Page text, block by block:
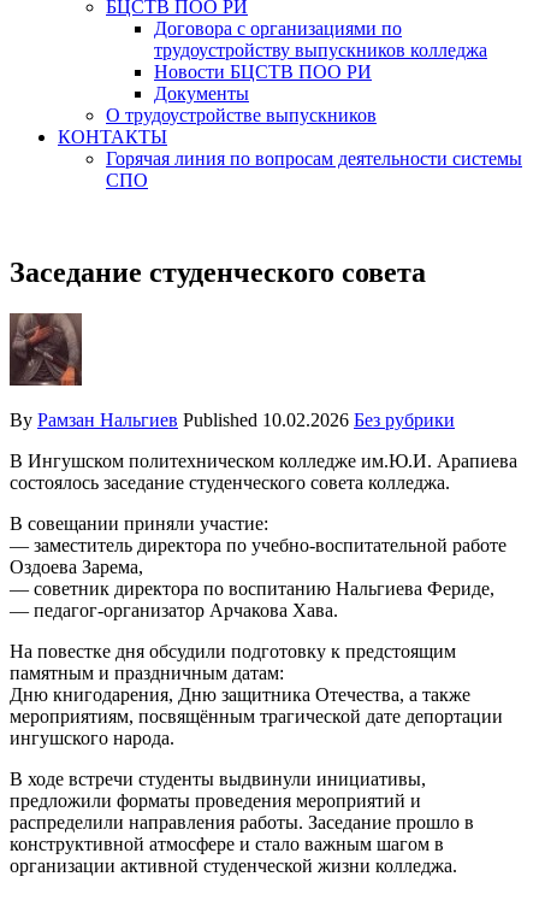
БЦСТВ ПОО РИ
Договора с организациями по
трудоустройству выпускников колледжа
Новости БЦСТВ ПОО РИ
Документы
О трудоустройстве выпускников
КОНТАКТЫ
Горячая линия по вопросам деятельности системы
СПО
Заседание студенческого совета
By Рамзан Нальгиев Published 10.02.2026 Без рубрики
В Ингушском политехническом колледже им.Ю.И. Арапиева
состоялось заседание студенческого совета колледжа.
В совещании приняли участие:
— заместитель директора по учебно-воспитательной работе
Оздоева Зарема,
— советник директора по воспитанию Нальгиева Фериде,
— педагог-организатор Арчакова Хава.
На повестке дня обсудили подготовку к предстоящим
памятным и праздничным датам:
Дню книгодарения, Дню защитника Отечества, а также
мероприятиям, посвящённым трагической дате депортации
ингушского народа.
В ходе встречи студенты выдвинули инициативы,
предложили форматы проведения мероприятий и
распределили направления работы. Заседание прошло в
конструктивной атмосфере и стало важным шагом в
организации активной студенческой жизни колледжа.